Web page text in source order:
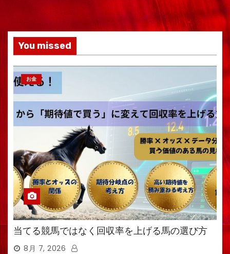
You missed
お金
当てる競馬ではなく回収率を上げる馬の選び方
8月 7, 2026